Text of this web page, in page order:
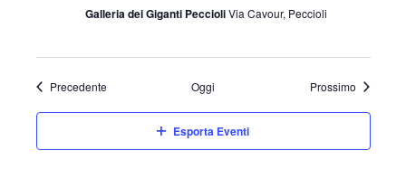
Galleria dei Giganti PeccioliVia Cavour, Peccioli
PrecedenteEventi Oggi Prossimo Eventi
Esporta Eventi